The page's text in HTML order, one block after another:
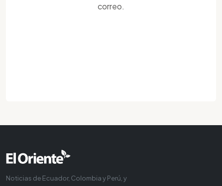
correo.
Noticias de Ecuador, Colombia y Perú, y